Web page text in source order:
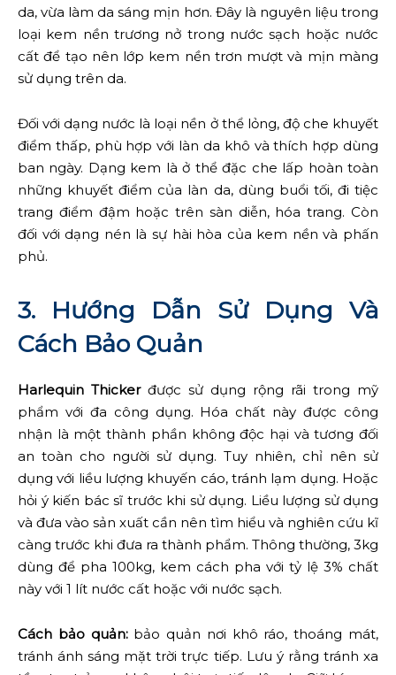
da, vừa làm da sáng mịn hơn. Đây là nguyên liệu trong
loại kem nền trương nở trong nước sạch hoặc nước
cất để tạo nên lớp kem nền trơn mượt và mịn màng
sử dụng trên da.
Đối với dạng nước là loại nền ở thể lỏng, độ che khuyết
điểm thấp, phù hợp với làn da khô và thích hợp dùng
ban ngày. Dạng kem là ở thể đặc che lấp hoàn toàn
những khuyết điểm của làn da, dùng buổi tối, đi tiệc
trang điểm đậm hoặc trên sàn diễn, hóa trang. Còn
đối với dạng nén là sự hài hòa của kem nền và phấn
phủ.
3. Hướng Dẫn Sử Dụng Và
Cách Bảo Quản
Harlequin Thickerđược sử dụng rộng rãi trong mỹ
phẩm với đa công dụng. Hóa chất này được công
nhận là một thành phần không độc hại và tương đối
an toàn cho người sử dụng. Tuy nhiên, chỉ nên sử
dụng với liều lượng khuyến cáo, tránh lạm dụng. Hoặc
hỏi ý kiến bác sĩ trước khi sử dụng. Liều lượng sử dụng
và đưa vào sản xuất cần nên tìm hiểu và nghiên cứu kĩ
càng trước khi đưa ra thành phẩm. Thông thường, 3kg
dùng để pha 100kg, kem cách pha với tỷ lệ 3% chất
này với 1 lít nước cất hoặc với nước sạch.
Cách bảo quản:bảo quản nơi khô ráo, thoáng mát,
tránh ánh sáng mặt trời trực tiếp. Lưu ý rằng tránh xa